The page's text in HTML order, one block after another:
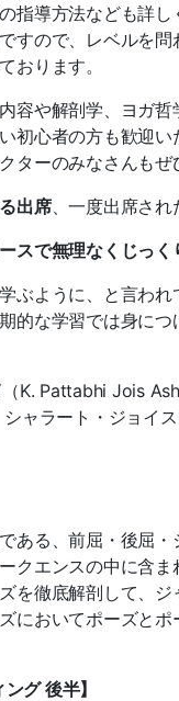
指導方法なども詳し
すので、 レベルを
おります。
容や解剖学、ヨガ哲
初心者の方も歓迎い
クターのみなさんもぜ
出席、一度出席され
で無理なくじっく
ぶように、と言われ
的な学習では身に
K. Pattabhi Jois
ャラート・ジョイ
ある、前屈・後屈・
クエンスの中に含
を徹底解剖して、ジ
においてポーズと
グ 後半】